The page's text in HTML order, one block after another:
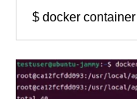
$ docker